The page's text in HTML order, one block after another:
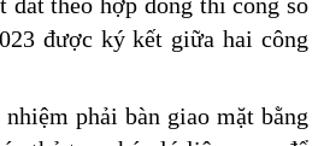
được ký kết giữa hai công
phải bàn giao mặt bằng